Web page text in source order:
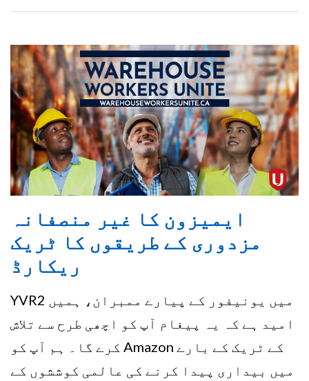
ایمیزون کا غیر منصفانہ
مزدوری کے طریقوں کا ٹریک
ریکارڈ
YVR2 میں یونیفور کے پیارے ممبران، ہمیں
امید ہے کہ یہ پیغام آپ کو اچھی طرح سے تلاش
کرے گا۔ ہم آپ کو Amazon کے ٹریک کے بارے
میں بیداری پیدا کرنے کی عالمی کوششوں کے